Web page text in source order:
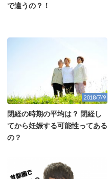
で違うの？！
2018/7/9
閉経の時期の平均は？ 閉経し
てから妊娠する可能性ってある
の？